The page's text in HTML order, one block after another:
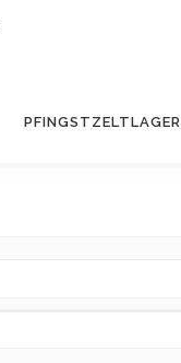
PFINGSTZELTLAGER